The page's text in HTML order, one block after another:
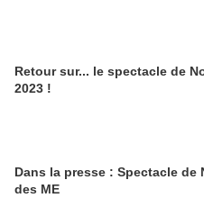
Retour sur... le spectacle de
2023 !
Dans la presse : Spectacle de
des ME